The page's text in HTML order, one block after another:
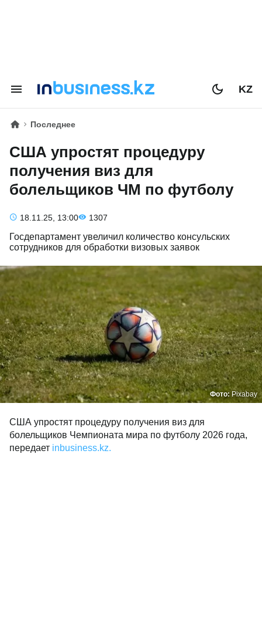
KZ
Последнее
США упростят процедуру
получения виз для
болельщиков ЧМ по футболу
18.11.25, 13:00 1307
Госдепартамент увеличил количество консульских
сотрудников для обработки визовых заявок
Фото: Pixabay
США упростят процедуру получения виз для
болельщиков Чемпионата мира по футболу 2026 года,
передает inbusiness.kz.